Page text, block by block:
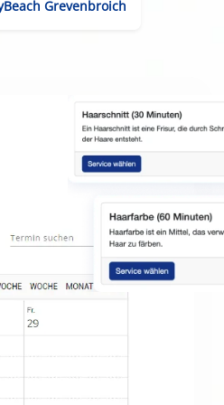
Grevenbroich